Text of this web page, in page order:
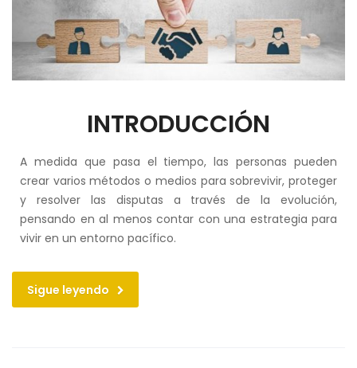
INTRODUCCIÓN
A medida que pasa el tiempo, las personas pueden
crear varios métodos o medios para sobrevivir, proteger
y resolver las disputas a través de la evolución,
pensando en al menos contar con una estrategia para
vivir en un entorno pacífico.
Sigue leyendo